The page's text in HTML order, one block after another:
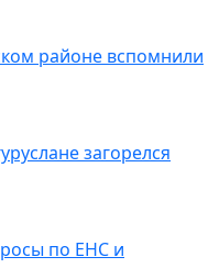
районе вспомнили
загорелся
по ЕНС и